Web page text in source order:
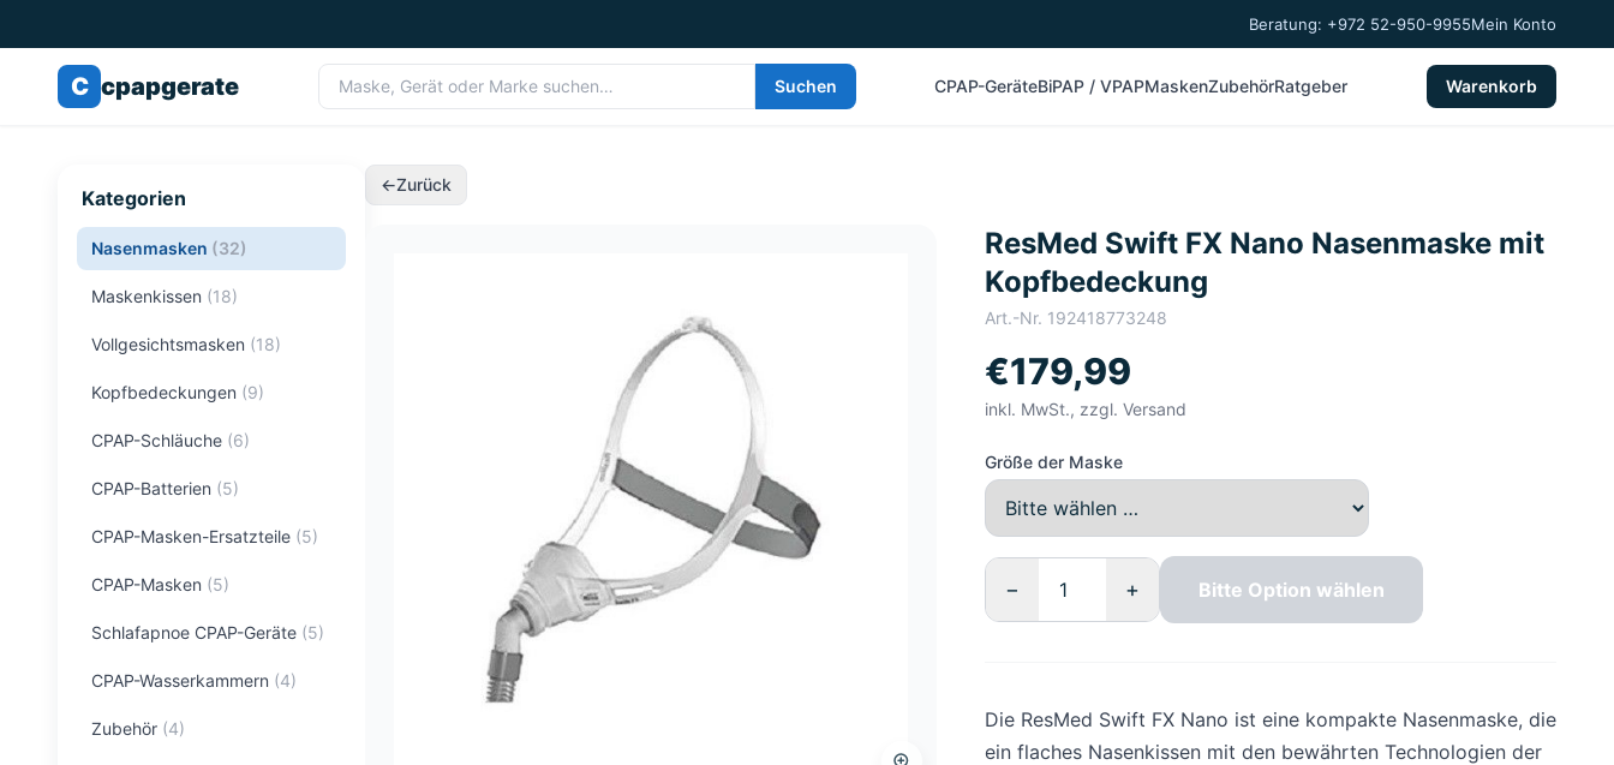
Beratung: +972 52-950-9955Mein Konto
C cpapgerate Suchen CPAP-GeräteBiPAP / VPAPMaskenZubehörRatgeber Warenkorb
Kategorien
Nasenmasken (32)
Maskenkissen (18)
Vollgesichtsmasken (18)
Kopfbedeckungen (9)
CPAP-Schläuche (6)
CPAP-Batterien (5)
CPAP-Masken-Ersatzteile (5)
CPAP-Masken (5)
Schlafapnoe CPAP-Geräte (5)
CPAP-Wasserkammern (4)
Zubehör (4)
←Zurück
ResMed Swift FX Nano Nasenmaske mit
Kopfbedeckung
Art.-Nr. 192418773248
€179,99
inkl. MwSt., zzgl. Versand
Größe der Maske
− + Bitte Option wählen
Die ResMed Swift FX Nano ist eine kompakte Nasenmaske, die
ein flaches Nasenkissen mit den bewährten Technologien der